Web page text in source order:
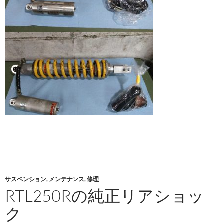
サスペンション, メンテナンス,修理
RTL250Rの純正リアショッ
ク